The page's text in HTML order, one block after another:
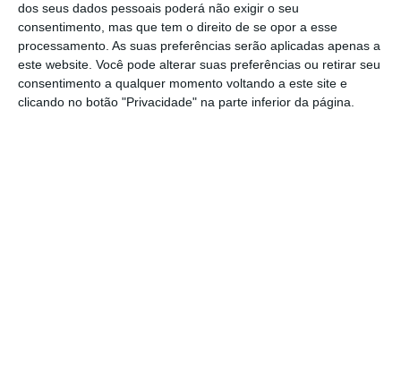
dos seus dados pessoais poderá não exigir o seu
consentimento, mas que tem o direito de se opor a esse
processamento. As suas preferências serão aplicadas apenas a
este website. Você pode alterar suas preferências ou retirar seu
consentimento a qualquer momento voltando a este site e
clicando no botão "Privacidade" na parte inferior da página.
Na noite eleitoral, sem todos os resultados
ainda conhecidos, garantiu que as promessas
feitas durante a campanha, sobretudo no
que toca à melhoria dos transportes públicos
e à criação de um programa de habitação a